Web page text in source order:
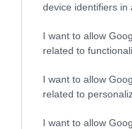
device identifiers in
I want to allow
related to
I want to allow
related to
I want to allow
Mezőtúr
Miskolc
Miskolc